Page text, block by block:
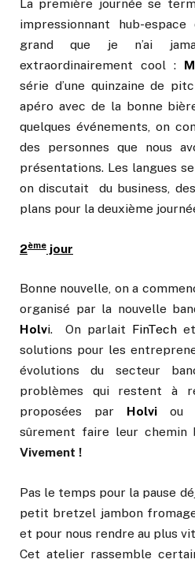
La première journée se
impressionnant hub-
grand que je n’ai
extraordinairement cool :
série d’une quinzaine de
apéro avec de la bonne
quelques événements, on
des personnes que nous
présentations. Les langues
on discutait du business,
plans pour la deuxième
2ème jour
Bonne nouvelle, on a
organisé par la nouvelle
Holvi. On parlait FinTech
solutions pour les
évolutions du secteur
problèmes qui restent à
proposées par Holvi ou
sûrement faire leur chemin
Vivement !
Pas le temps pour la pause
petit bretzel jambon
et pour nous rendre au plus
Cet atelier rassemble